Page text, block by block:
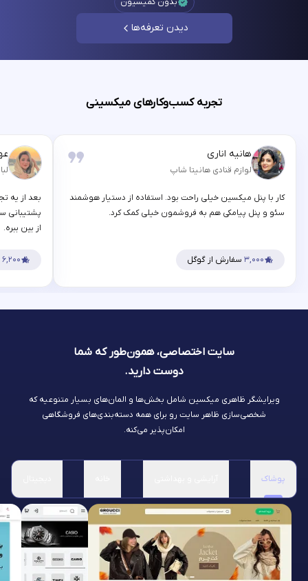
دیدن تعرفه‌ها
تجربه کسب‌وکارهای میکسینی
هانیه اناری
لوازم قنادی هانیتا شاپ
کار با پنل میکسین خیلی راحت بود. استفاده از دستیار هوشمند
سئو و پنل پیامکی هم به فروشمون خیلی کمک کرد.
۳,۰۰۰ سفارش از گوگل
بعد از یه
پشتیبانی
از بین ببره.
۶,۲۰۰
سایت اختصاصی، همون‌طور که شما
دوست دارید.
ویرایشگر ظاهری میکسین شامل بخش‌ها و المان‌های بسیار متنوعیه که
شخصی‌سازی ظاهر سایت رو برای همه دسته‌بندی‌های فروشگاهی
امکان‌پذیر می‌کنه.
پوشاک